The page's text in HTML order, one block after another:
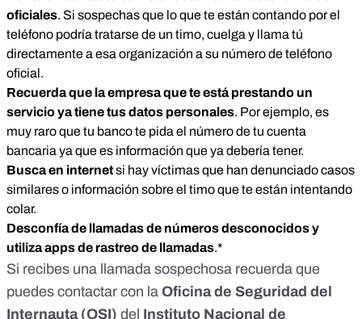
oficiales. Si sospechas que lo que te están contando por el
teléfono podría tratarse de un timo, cuelga y llama tú
directamente a esa organización a su número de teléfono
oficial.
Recuerda que la empresa que te está prestando un
servicio ya tiene tus datos personales. Por ejemplo, es
muy raro que tu banco te pida el número de tu cuenta
bancaria ya que es información que ya debería tener.
Busca en internetsi hay víctimas que han denunciado casos
similares o información sobre el timo que te están intentando
colar.
Desconfía de llamadas de números desconocidos y
utiliza apps de rastreo de llamadas.*
Si recibes una llamada sospechosa recuerda que
puedes contactar con la Oficina de Seguridad del
Internauta(OSI) del Instituto Nacional de